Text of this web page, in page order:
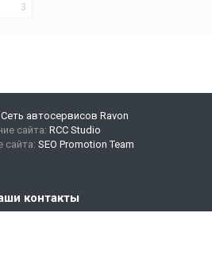
3
Сеть автосервисов Ravon
сайта: RCC Studio
сайта: SEO Promotion Team
контакты